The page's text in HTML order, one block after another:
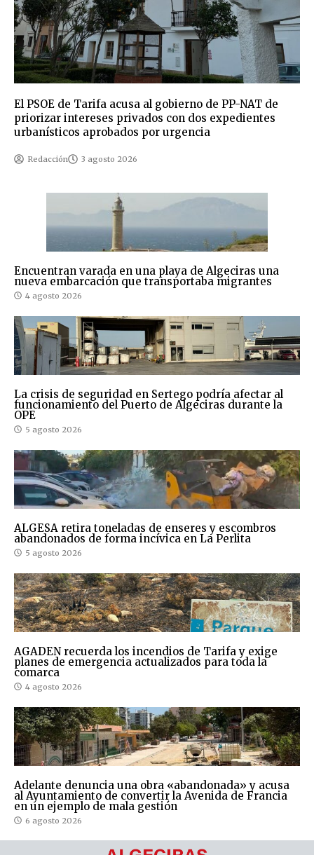
El PSOE de Tarifa acusa al gobierno de PP-NAT de
priorizar intereses privados con dos expedientes
urbanísticos aprobados por urgencia
Redacción 3 agosto 2026
Encuentran varada en una playa de Algeciras una
nueva embarcación que transportaba migrantes
4 agosto 2026
La crisis de seguridad en Sertego podría afectar al
funcionamiento del Puerto de Algeciras durante la
OPE
5 agosto 2026
ALGESA retira toneladas de enseres y escombros
abandonados de forma incívica en La Perlita
5 agosto 2026
AGADEN recuerda los incendios de Tarifa y exige
planes de emergencia actualizados para toda la
comarca
4 agosto 2026
Adelante denuncia una obra «abandonada» y acusa
al Ayuntamiento de convertir la Avenida de Francia
en un ejemplo de mala gestión
6 agosto 2026